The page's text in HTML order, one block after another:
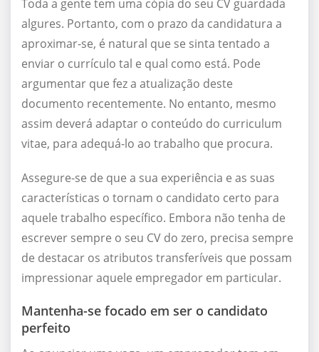
Toda a gente tem uma cópia do seu CV guardada
algures. Portanto, com o prazo da candidatura a
aproximar-se, é natural que se sinta tentado a
enviar o currículo tal e qual como está. Pode
argumentar que fez a atualização deste
documento recentemente. No entanto, mesmo
assim deverá adaptar o conteúdo do curriculum
vitae, para adequá-lo ao trabalho que procura.
Assegure-se de que a sua experiência e as suas
características o tornam o candidato certo para
aquele trabalho específico. Embora não tenha de
escrever sempre o seu CV do zero, precisa sempre
de destacar os atributos transferíveis que possam
impressionar aquele empregador em particular.
Mantenha-se focado em ser o candidato
perfeito